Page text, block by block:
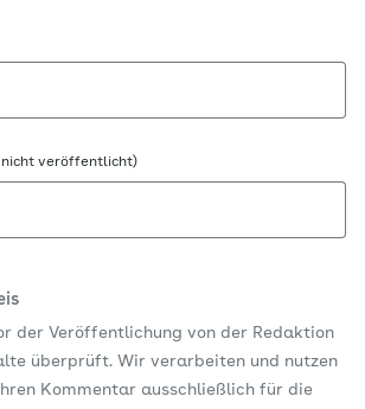
nicht veröffentlicht)
der Veröffentlichung von der Redaktion
überprüft. Wir verarbeiten und nutzen
Kommentar ausschließlich für die